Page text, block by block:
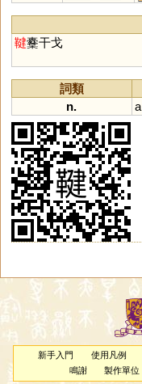
鞬櫜干戈
詞類
n.
a
新手入門 使用凡例
鳴謝
製作單位